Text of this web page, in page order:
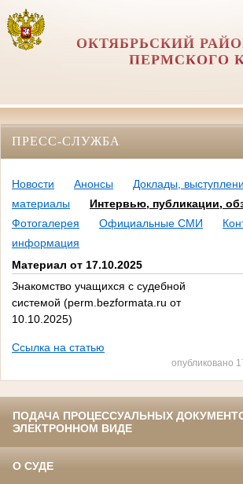
ОКТЯБРЬСКИЙ
ПЕРМСКОГО
ПРЕСС-СЛУЖБА
Новости Анонсы
Доклады,
материалы
Интервью, публикации,
Фотогалерея
Официальные СМИ
информация
Материал от 17.10.2025
Знакомство учащихся с судебной
системой (perm.bezformata.ru от
10.10.2025)
Ссылка на статью
опубликовано
ПОДАЧА ПРОЦЕССУАЛЬНЫХ
ЭЛЕКТРОННОМ ВИДЕ
О СУДЕ